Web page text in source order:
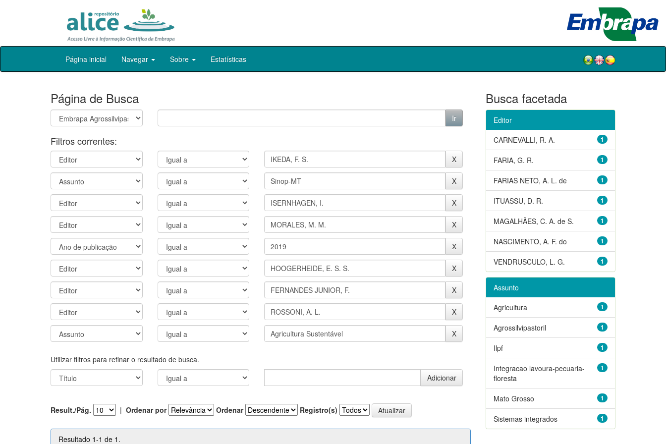
Skip
Página inicial Navegar Sobre Estatísticas
Página de Busca
Filtros correntes:
Utilizar filtros para refinar o resultado de busca.
Result./Pág. | Ordenar por Ordenar Registro(s)
Resultado 1-1 de 1.
Busca facetada
Editor
1
CARNEVALLI, R. A.
1
FARIA, G. R.
1
FARIAS NETO, A. L. de
1
ITUASSU, D. R.
1
MAGALHÃES, C. A. de S.
1
NASCIMENTO, A. F. do
1
VENDRUSCULO, L. G.
Assunto
1
Agricultura
1
Agrossilvipastoril
1
Ilpf
1
Integracao lavoura-pecuaria-
floresta
1
Mato Grosso
1
Sistemas integrados